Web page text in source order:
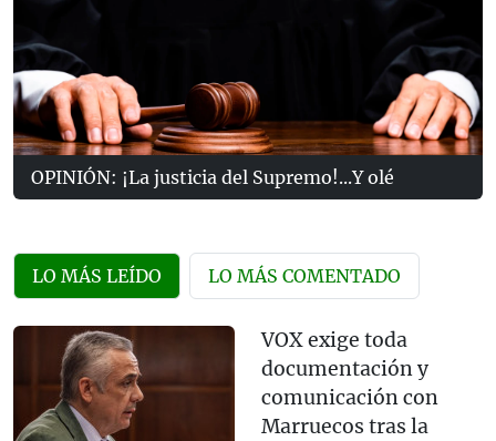
OPINIÓN: ¡La justicia del Supremo!...Y olé
LO MÁS LEÍDO LO MÁS COMENTADO
VOX exige toda
documentación y
comunicación con
Marruecos tras la